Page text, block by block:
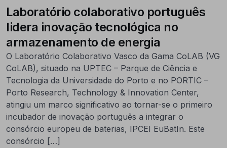
Laboratório colaborativo português
lidera inovação tecnológica no
armazenamento de energia
O Laboratório Colaborativo Vasco da Gama CoLAB (VG
CoLAB), situado na UPTEC – Parque de Ciência e
Tecnologia da Universidade do Porto e no PORTIC –
Porto Research, Technology & Innovation Center,
atingiu um marco significativo ao tornar-se o primeiro
incubador de inovação português a integrar o
consórcio europeu de baterias, IPCEI EuBatIn. Este
consórcio […]